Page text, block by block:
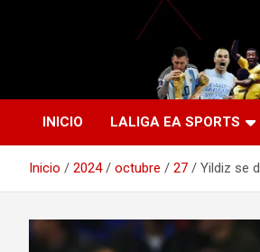
Agente Libre
La nueva generación del periodismo
INICIO LALIGA EA SPORTS
Inicio 2024 octubre 27 Yildiz se